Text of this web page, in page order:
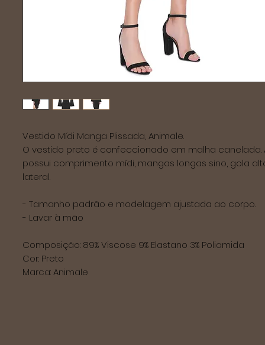
Vestido Mídi Manga Plissada, Animale.
O vestido preto é confeccionado em malha canelada.
possui comprimento mídi, mangas longas sino, gola
lateral.
- Tamanho padrão e modelagem ajustada ao corpo.
- Lavar à mão
Composição: 89% Viscose 9% Elastano 3% Poliamida
Cor: Preto
Marca: Animale